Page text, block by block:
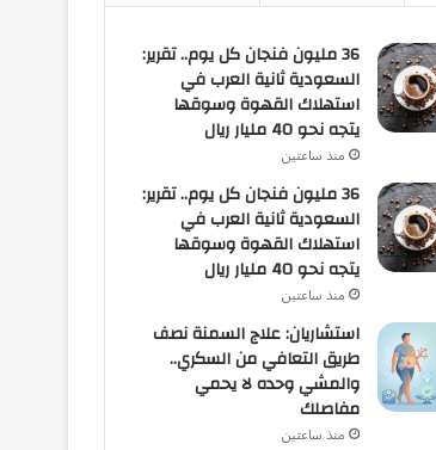
36 مليون فنجان كل يوم.. تقرير:
السعودية ثانية العرب في
استهلاك القهوة وسوقها
يتجه نحو 40 مليار ريال
منذ ساعتين
36 مليون فنجان كل يوم.. تقرير:
السعودية ثانية العرب في
استهلاك القهوة وسوقها
يتجه نحو 40 مليار ريال
منذ ساعتين
استشاريان: علاج السمنة نصف
طريق التعافي من السكري..
والمشي وحده لا يحمي
مفاصلك
منذ ساعتين